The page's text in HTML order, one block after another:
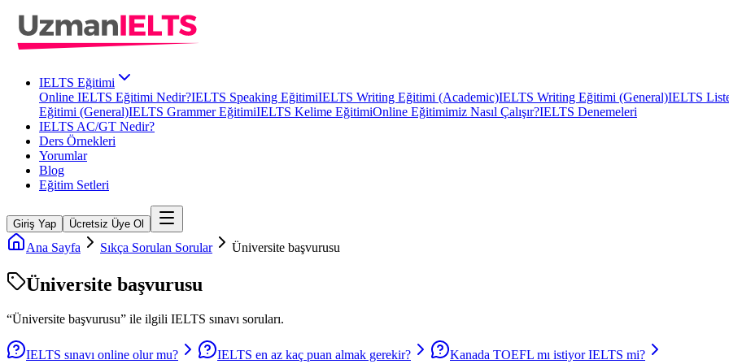
IELTS Eğitimi
Online IELTS Eğitimi Nedir?IELTS Speaking EğitimiIELTS Writing Eğitimi (Academic)IELTS Writing Eğitimi (General)IELTS
Eğitimi (General)IELTS Grammer EğitimiIELTS Kelime EğitimiOnline Eğitimimiz Nasıl Çalışır?IELTS Denemeleri
IELTS AC/GT Nedir?
Ders Örnekleri
Yorumlar
Blog
Eğitim Setleri
Giriş Yap Ücretsiz Üye Ol
Ana Sayfa Sıkça Sorulan Sorular Üniversite başvurusu
Üniversite başvurusu
“Üniversite başvurusu” ile ilgili IELTS sınavı soruları.
IELTS sınavı online olur mu? IELTS en az kaç puan almak gerekir? Kanada TOEFL mı istiyor IELTS mi?